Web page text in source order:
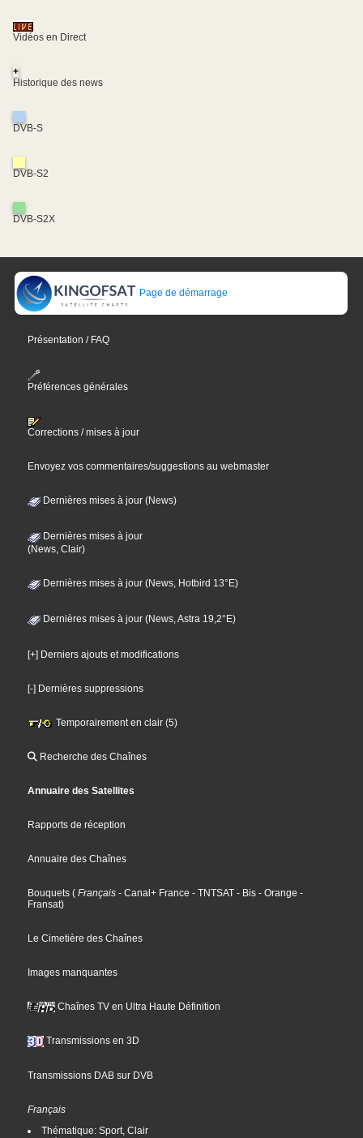
Vidéos en Direct
+
Historique des news
DVB-S
DVB-S2
DVB-S2X
Page de démarrage
Présentation / FAQ
Préférences générales
Corrections / mises à jour
Envoyez vos commentaires/suggestions au webmaster
Dernières mises à jour (News)
Dernières mises à jour
(News, Clair)
Dernières mises à jour (News, Hotbird 13°E)
Dernières mises à jour (News, Astra 19,2°E)
[+] Derniers ajouts et modifications
[-] Dernières suppressions
Temporairement en clair (5)
Recherche des Chaînes
Annuaire des Satellites
Rapports de réception
Annuaire des Chaînes
Bouquets ( Français - Canal+ France - TNTSAT - Bis - Orange -
Fransat)
Le Cimetière des Chaînes
Images manquantes
Chaînes TV en Ultra Haute Définition
Transmissions en 3D
Transmissions DAB sur DVB
Français
Thématique: Sport, Clair